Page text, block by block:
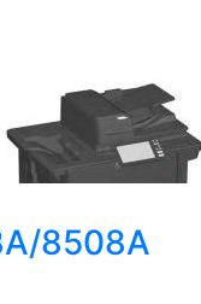
8508A